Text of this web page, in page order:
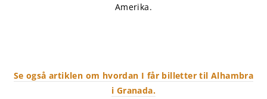
Amerika.
Se også artiklen om hvordan I får billetter til Alhambra
i Granada.